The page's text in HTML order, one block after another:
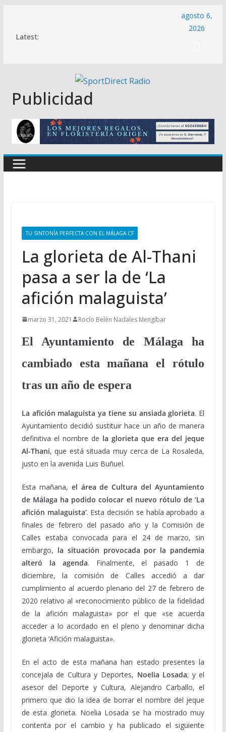
contenido
Latest:
agosto 6,
2026
Publicidad
TU SINTONÍA PERFECTA CON EL MÁLAGA CF
La glorieta de Al-Thani
pasa a ser la de ‘La
afición malaguista’
marzo 31, 2021 Rocío Belén Nadales Mengíbar
El Ayuntamiento de Málaga ha
cambiado esta mañana el rótulo
tras un año de espera
La afición malaguista ya tiene su ansiada glorieta. El
Ayuntamiento decidió sustituir hace un año de manera
definitiva el nombre de la glorieta que era del jeque
Al-Thani, que está situada muy cerca de La Rosaleda,
justo en la avenida Luis Buñuel.
Esta mañana, el área de Cultura del Ayuntamiento
de Málaga ha podido colocar el nuevo rótulo de ‘La
afición malaguista’. Esta decisión se había aprobado a
finales de febrero del pasado año y la Comisión de
Calles estaba convocada para el 24 de marzo, sin
embargo, la situación provocada por la pandemia
alteró la agenda. Finalmente, el pasado 1 de
diciembre, la comisión de Calles accedió a dar
cumplimiento al acuerdo plenario del 27 de febrero de
2020 relativo al «reconocimiento público de la fidelidad
de la afición malaguista» por el que «se acuerda
acceder a lo acordado en el pleno y denominar dicha
glorieta ‘Afición malaguista».
En el acto de esta mañana han estado presentes la
concejala de Cultura y Deportes, Noelia Losada; y el
asesor del Deporte y Cultura, Alejandro Carballo, el
primero que dio la idea de borrar el nombre del jeque
de esta glorieta. Noelia Losada se ha mostrado muy
contenta por el cambio y ha publicado el siguiente